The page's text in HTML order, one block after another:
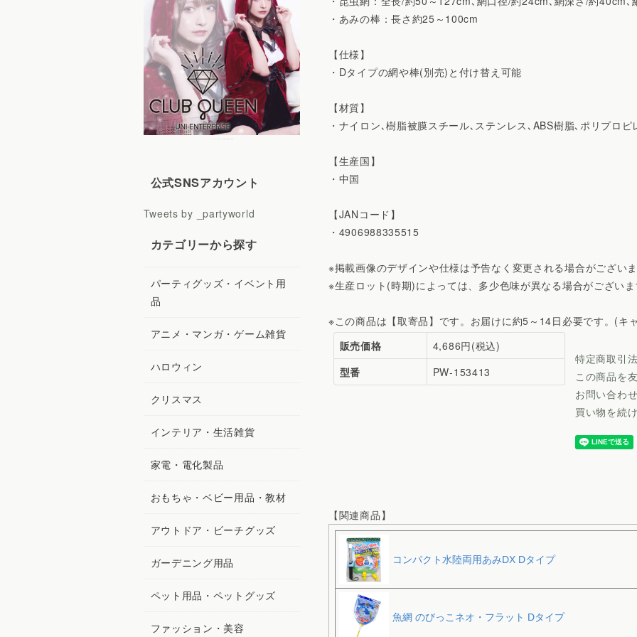
・あみの棒：長さ約25～100cm
【仕様】
・Dタイプの網や棒(別売)と付け替え可能
【材質】
・ナイロン､樹脂被膜スチール､ステンレス､ABS樹脂､ポリプロピ
【生産国】
・中国
【JANコード】
・4906988335515
※掲載画像のデザインや仕様は予告なく変更される場合がござい
※生産ロット(時期)によっては、多少色味が異なる場合がございま
※この商品は【取寄品】です。お届けに約5～14日必要です。(キ
販売価格
4,686円(税込)
型番
PW-153413
特定商取引
この商品を
お問い合わせ
買い物を続
【関連商品】
公式SNSアカウント
Tweets by _partyworld
カテゴリーから探す
パーティグッズ・イベント用
品
アニメ・マンガ・ゲーム雑貨
ハロウィン
クリスマス
インテリア・生活雑貨
家電・電化製品
おもちゃ・ベビー用品・教材
アウトドア・ビーチグッズ
ガーデニング用品
ペット用品・ペットグッズ
ファッション・美容